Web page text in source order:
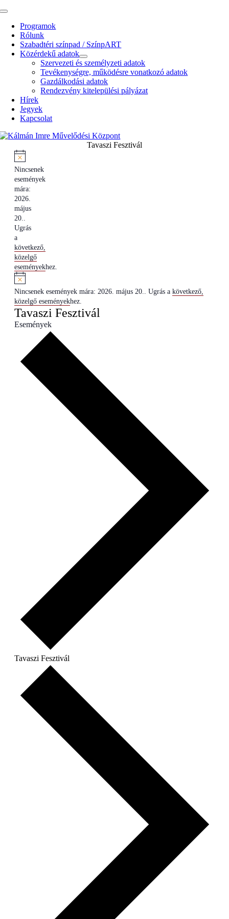
Kihagyás
Toggle
NavigationProgramok
Rólunk
Szabadtéri színpad / SzínpART
Közérdekű adatok
Szervezeti és személyzeti adatok
Tevékenységre, működésre vonatkozó adatok
Gazdálkodási adatok
Rendezvény kitelepülési pályázat
Hírek
Jegyek
Kapcsolat
Tavaszi Fesztivál
Nincsenek
események
mára:
2026.
május
20..
Ugrás
a
következő,
közelgő
eseményekhez.
Nincsenek események mára: 2026. május 20.. Ugrás a következő,
közelgő eseményekhez.
Tavaszi Fesztivál
Események
Tavaszi Fesztivál